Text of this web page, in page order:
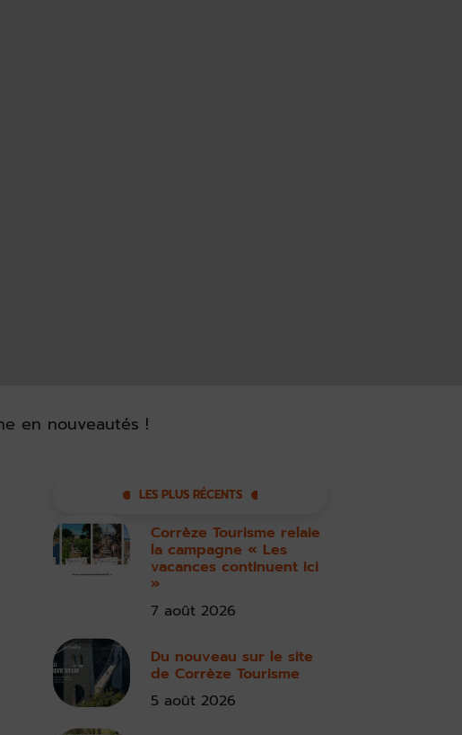
en nouveautés !
LES PLUS RÉCENTS
Corrèze Tourisme relaie
la campagne « Les
vacances continuent ici
»
7 août 2026
Du nouveau sur le site
de Corrèze Tourisme
5 août 2026